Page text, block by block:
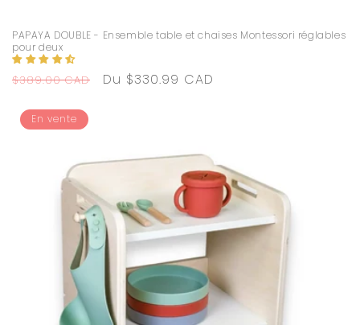
PAPAYA DOUBLE - Ensemble table et chaises Montessori réglables
pour deux
Prix
$389.00 CAD
Prix
Du $330.99 CAD
En vente